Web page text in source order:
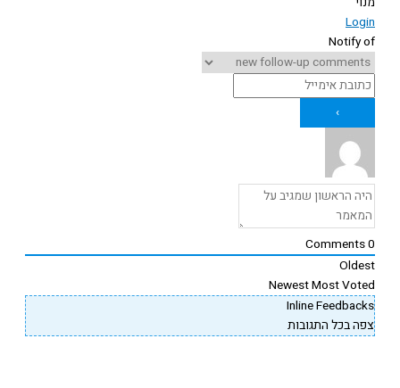
Notify
Newest Most
Inline
בכל התגובות